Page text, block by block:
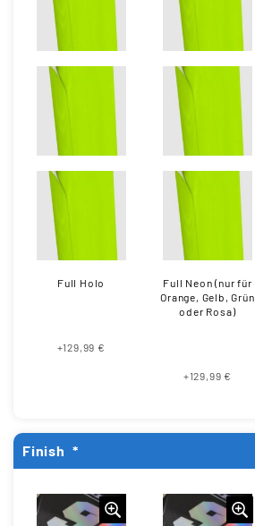
Full Holo
+129,99 €
Full Neon (nur für
Orange, Gelb, Grün
oder Rosa)
+129,99 €
Finish *